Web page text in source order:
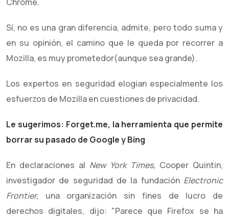
Sí, no es una gran diferencia, admite, pero todo suma y
en su opinión, el camino que le queda por recorrer a
Mozilla, es muy prometedor(aunque sea grande).
Los expertos en seguridad elogian especialmente los
esfuerzos de Mozilla en cuestiones de privacidad.
Le sugerimos: Forget.me, la herramienta que permite
borrar su pasado de Google y Bing
En declaraciones al New York Times, Cooper Quintin,
investigador de seguridad de la fundación Electronic
Frontier, una organización sin fines de lucro de
derechos digitales, dijo: "Parece que Firefox se ha